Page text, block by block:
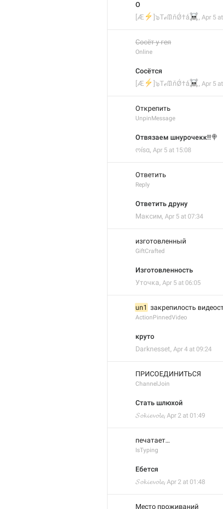
О
[Æ
⚡]๖TℯᙢňǾ†ǻ
☠
, Apr 5
Сосёт у гея
Online
Сосётся
[Æ
⚡]๖TℯᙢňǾ†ǻ
☠
, Apr 5
Открепить
UnpinMessage
Отвязаем шнурочекк!!🍭
ოísα, Apr 5 at 15:08
Ответить
Reply
Ответить друну
Максим, Apr 5 at 07:34
изготовленный
GiftCrafted
Изготовленность
Уточка, Apr 5 at 06:05
un1
закрепилость
ActionPinnedVideo
круто
Darknesset, Apr 4 at 09:24
ПРИСОЕДИНИТЬСЯ
ChannelJoin
Стать шлюхой
𝓢𝓸𝓴𝓲𝓮𝓿𝓸𝓵𝓮, Apr 2 at 01:49
печатает…
IsTyping
Ебется
𝓢𝓸𝓴𝓲𝓮𝓿𝓸𝓵𝓮, Apr 2 at 01:48
Место проживаний